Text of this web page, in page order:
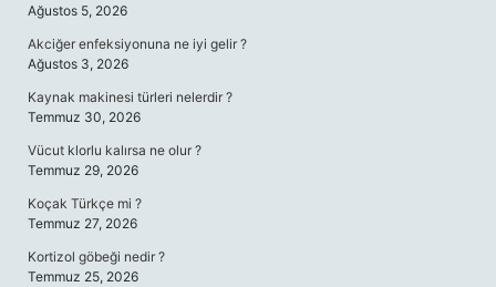
Ağustos 5, 2026
Akciğer enfeksiyonuna ne iyi gelir ?
Ağustos 3, 2026
Kaynak makinesi türleri nelerdir ?
Temmuz 30, 2026
Vücut klorlu kalırsa ne olur ?
Temmuz 29, 2026
Koçak Türkçe mi ?
Temmuz 27, 2026
Kortizol göbeği nedir ?
Temmuz 25, 2026